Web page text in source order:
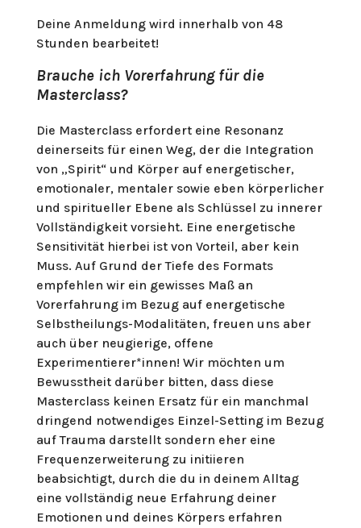
Deine Anmeldung wird innerhalb von 48
Stunden bearbeitet!
Brauche ich Vorerfahrung für die
Masterclass?
Die Masterclass erfordert eine Resonanz
deinerseits für einen Weg, der die Integration
von „Spirit“ und Körper auf energetischer,
emotionaler, mentaler sowie eben körperlicher
und spiritueller Ebene als Schlüssel zu innerer
Vollständigkeit vorsieht. Eine energetische
Sensitivität hierbei ist von Vorteil, aber kein
Muss. Auf Grund der Tiefe des Formats
empfehlen wir ein gewisses Maß an
Vorerfahrung im Bezug auf energetische
Selbstheilungs-Modalitäten, freuen uns aber
auch über neugierige, offene
Experimentierer*innen! Wir möchten um
Bewusstheit darüber bitten, dass diese
Masterclass keinen Ersatz für ein manchmal
dringend notwendiges Einzel-Setting im Bezug
auf Trauma darstellt sondern eher eine
Frequenzerweiterung zu initiieren
beabsichtigt, durch die du in deinem Alltag
eine vollständig neue Erfahrung deiner
Emotionen und deines Körpers erfahren